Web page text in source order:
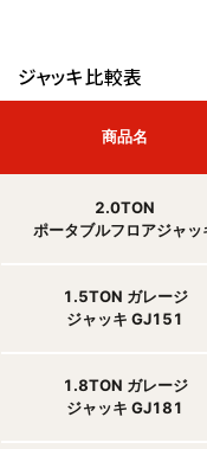
ジャッキ比較表